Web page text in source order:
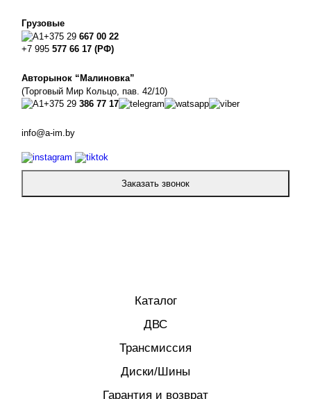
Грузовые
+375 29 667 00 22
+7 995 577 66 17 (РФ)
Авторынок “Малиновка”
(Торговый Мир Кольцо, пав. 42/10)
+375 29 386 77 17
info@a-im.by
Заказать звонок
Каталог
ДВС
Трансмиссия
Диски/Шины
Гарантия и возврат